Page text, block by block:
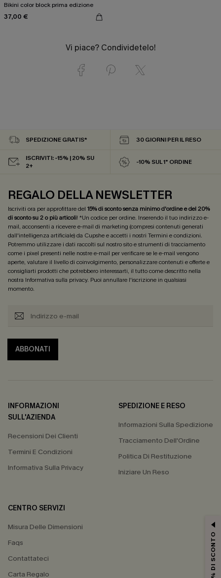
Bikini color block prima edizione
37,00 €
Vi piace? Condividetelo!
SPEDIZIONE GRATIS* 30 GIORNI PER IL RESO
ISCRIVITI: -15% | 20% SU
2+
-10% SUL 1° ORDINE
REGALO DELLA NEWSLETTER
Iscriviti ora per approfittare del 15% di sconto senza minimo d'ordine e del 20%
di sconto su 2 o più articoli! *Un codice per ordine. Inserendo il tuo indirizzo e-
mail, acconsenti a ricevere e-mail di marketing (compresi contenuti generati
dall'intelligenza artificiale) da Cupshe e accetti i nostri Termini e condizioni.
Potremmo utilizzare i dati raccolti sul nostro sito e strumenti di tracciamento
come i pixel presenti nelle nostre e-mail per verificare se le e-mail vengono
aperte, valutare il livello di coinvolgimento, personalizzare contenuti e offerte e
consigliarti prodotti che potrebbero interessarti, il tutto come descritto nella
nostra Informativa sulla privacy. Puoi annullare l'iscrizione in qualsiasi
momento.
ABBONATI
INFORMAZIONI
SULL'AZIENDA
Recensioni Dei Clienti
Termini E Condizioni
Informativa Sulla Privacy
SPEDIZIONE E RESO
Informazioni Sulla Spedizione
Tracciamento Dell'Ordine
Politica Di Restituzione
Iniziare Un Reso
CENTRO SERVIZI
Misura Delle Dimensioni
Faqs
Contattateci
Carta Regalo
15% DI SCONTO